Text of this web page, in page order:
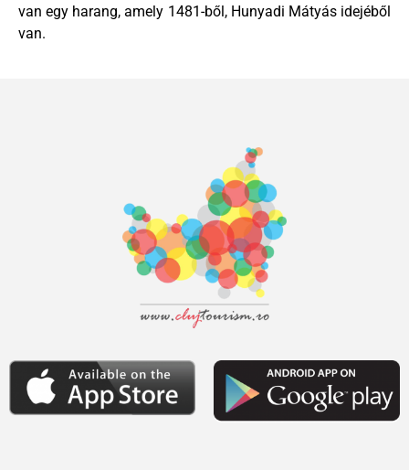
van egy harang, amely 1481-ből, Hunyadi Mátyás idejéből
van.